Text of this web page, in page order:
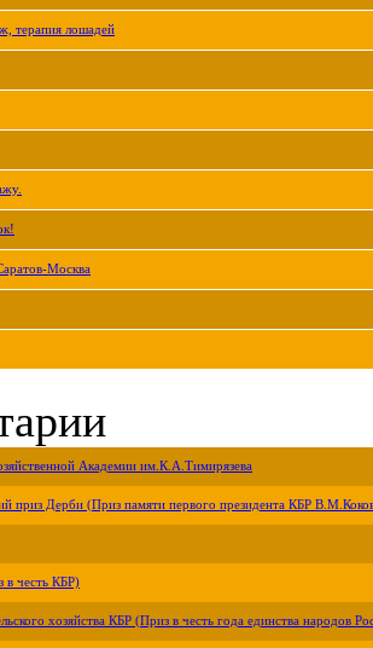
терапия лошадей
Москва
Академии им.К.А.Тимирязева
приз Дерби (Приз памяти первого президента КБР
в честь КБР)
хозяйства КБР (Приз в честь года единства народов